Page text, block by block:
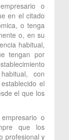
o
en el citado
o tenga
o, en su
habitual,
tengan por
con
el
el que los
o
que los
profesional y